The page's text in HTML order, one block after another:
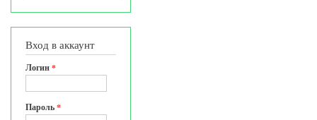
Вход в аккаунт
Логин*
Пароль*